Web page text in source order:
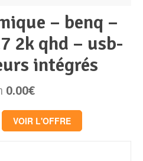
& Réseaux
2k qhd – usb-
intégrés
0.00€
VOIR L'OFFRE